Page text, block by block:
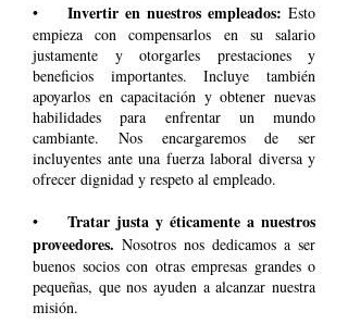
• Invertir en nuestros empleados: Esto
empieza con compensarlos en su salario
justamente y otorgarles prestaciones y
beneficios importantes. Incluye también
apoyarlos en capacitación y obtener nuevas
habilidades para enfrentar un mundo
cambiante. Nos encargaremos de ser
incluyentes ante una fuerza laboral diversa y
ofrecer dignidad y respeto al empleado.
• Tratar justa y éticamente a nuestros
proveedores. Nosotros nos dedicamos a ser
buenos socios con otras empresas grandes o
pequeñas, que nos ayuden a alcanzar nuestra
misión.